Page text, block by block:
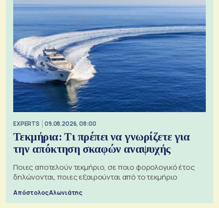
EXPERTS 09.08.2026, 08:00
Τεκμήρια: Τι πρέπει να γνωρίζετε για
την απόκτηση σκαφών αναψυχής
Ποιες αποτελούν τεκμήριο, σε ποιο φορολογικό έτος
δηλώνονται, ποιες εξαιρούνται από το τεκμήριο
Απόστολος Αλωνιάτης